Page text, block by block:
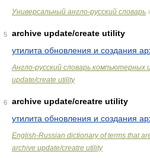
Универсальный англо-русский словарь
5
archive update/create utility
утилита обновления и создания
Англо-русский словарь
update/create utility
6
archive update/creatre utility
утилита обновления и создания
English-Russian dictionary of terms that
archive update/creatre utility